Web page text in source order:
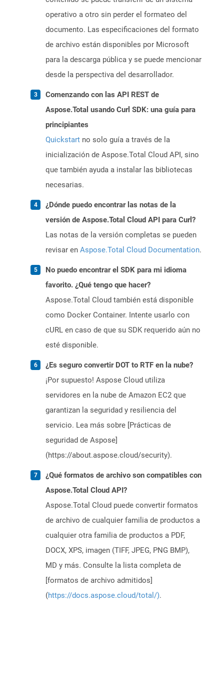
operativo a otro sin perder el formateo del
documento. Las especificaciones del formato
de archivo están disponibles por Microsoft
para la descarga pública y se puede mencionar
desde la perspectiva del desarrollador.
Comenzando con las API REST de
Aspose.Total usando Curl SDK: una guía para
principiantes
Quickstart no solo guía a través de la
inicialización de Aspose.Total Cloud API, sino
que también ayuda a instalar las bibliotecas
necesarias.
¿Dónde puedo encontrar las notas de la
versión de Aspose.Total Cloud API para Curl?
Las notas de la versión completas se pueden
revisar en Aspose.Total Cloud Documentation.
No puedo encontrar el SDK para mi idioma
favorito. ¿Qué tengo que hacer?
Aspose.Total Cloud también está disponible
como Docker Container. Intente usarlo con
cURL en caso de que su SDK requerido aún no
esté disponible.
¿Es seguro convertir DOT to RTF en la nube?
¡Por supuesto! Aspose Cloud utiliza
servidores en la nube de Amazon EC2 que
garantizan la seguridad y resiliencia del
servicio. Lea más sobre [Prácticas de
seguridad de Aspose]
(https://about.aspose.cloud/security).
¿Qué formatos de archivo son compatibles con
Aspose.Total Cloud API?
Aspose.Total Cloud puede convertir formatos
de archivo de cualquier familia de productos a
cualquier otra familia de productos a PDF,
DOCX, XPS, imagen (TIFF, JPEG, PNG BMP),
MD y más. Consulte la lista completa de
[formatos de archivo admitidos]
(https://docs.aspose.cloud/total/).